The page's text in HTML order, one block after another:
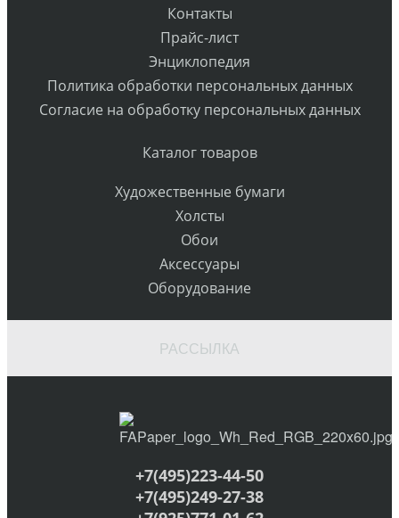
Контакты
Прайс-лист
Энциклопедия
Политика обработки персональных данных
Согласие на обработку персональных данных
Каталог товаров
Художественные бумаги
Холсты
Обои
Аксессуары
Оборудование
РАССЫЛКА
+7(495)223-44-50
+7(495)249-27-38